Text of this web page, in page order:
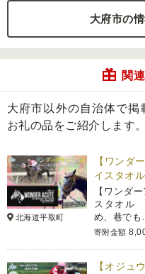
大府市の
関
大府市以外の自治体で
お礼の品をご紹介します。
北海道平取町
【ワンダ
イスタオ
【ワンダ
スタオル
め、巷で
寄附金額
【オジュ